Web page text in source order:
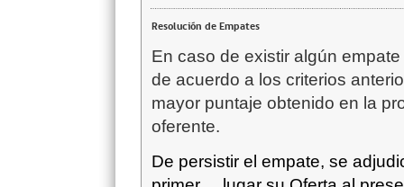
Resolución de Empates
En caso de existir algún
de acuerdo a los criterios
mayor puntaje obtenido en la
oferente.
De persistir el empate, se